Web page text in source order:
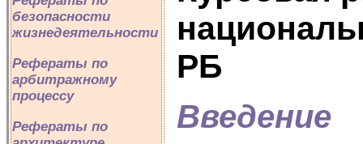
безопасности
жизнедеятельности
Рефераты по
арбитражному
процессу
Рефераты по
РБ
Введение